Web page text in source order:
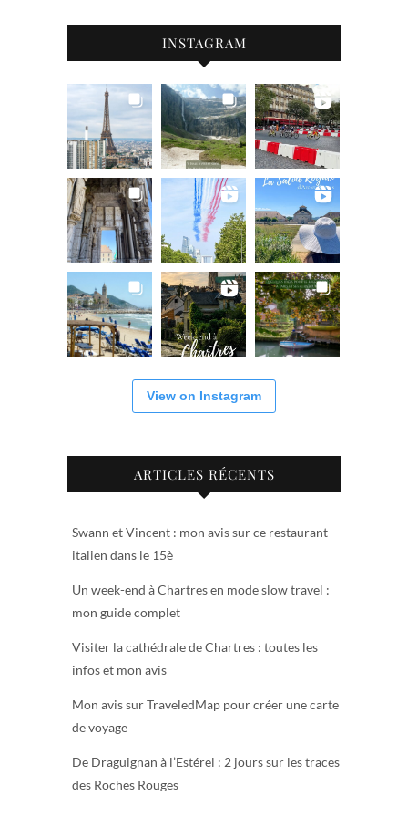
INSTAGRAM
View on Instagram
ARTICLES RÉCENTS
Swann et Vincent : mon avis sur ce restaurant
italien dans le 15è
Un week-end à Chartres en mode slow travel :
mon guide complet
Visiter la cathédrale de Chartres : toutes les
infos et mon avis
Mon avis sur TraveledMap pour créer une carte
de voyage
De Draguignan à l’Estérel : 2 jours sur les traces
des Roches Rouges